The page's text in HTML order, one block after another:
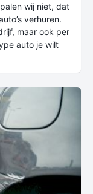
wij niet, dat
verhuren.
maar ook per
auto je wilt